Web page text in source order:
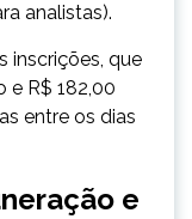
analistas).
inscrições, que
e R$ 182,00
entre os dias
e